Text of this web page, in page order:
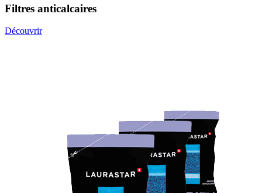
Filtres anticalcaires
Découvrir